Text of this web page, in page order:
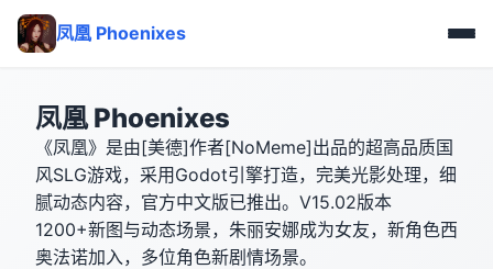
凤凰 Phoenixes
凤凰 Phoenixes
《凤凰》是由[美德]作者[NoMeme]出品的超高品质国
风SLG游戏，采用Godot引擎打造，完美光影处理，细
腻动态内容，官方中文版已推出。V15.02版本
1200+新图与动态场景，朱丽安娜成为女友，新角色西
奥法诺加入，多位角色新剧情场景。